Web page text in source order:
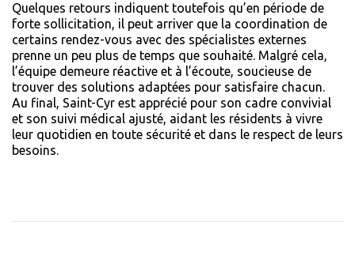
Quelques retours indiquent toutefois qu’en période de
forte sollicitation, il peut arriver que la coordination de
certains rendez-vous avec des spécialistes externes
prenne un peu plus de temps que souhaité. Malgré cela,
l’équipe demeure réactive et à l’écoute, soucieuse de
trouver des solutions adaptées pour satisfaire chacun.
Au final, Saint-Cyr est apprécié pour son cadre convivial
et son suivi médical ajusté, aidant les résidents à vivre
leur quotidien en toute sécurité et dans le respect de leurs
besoins.